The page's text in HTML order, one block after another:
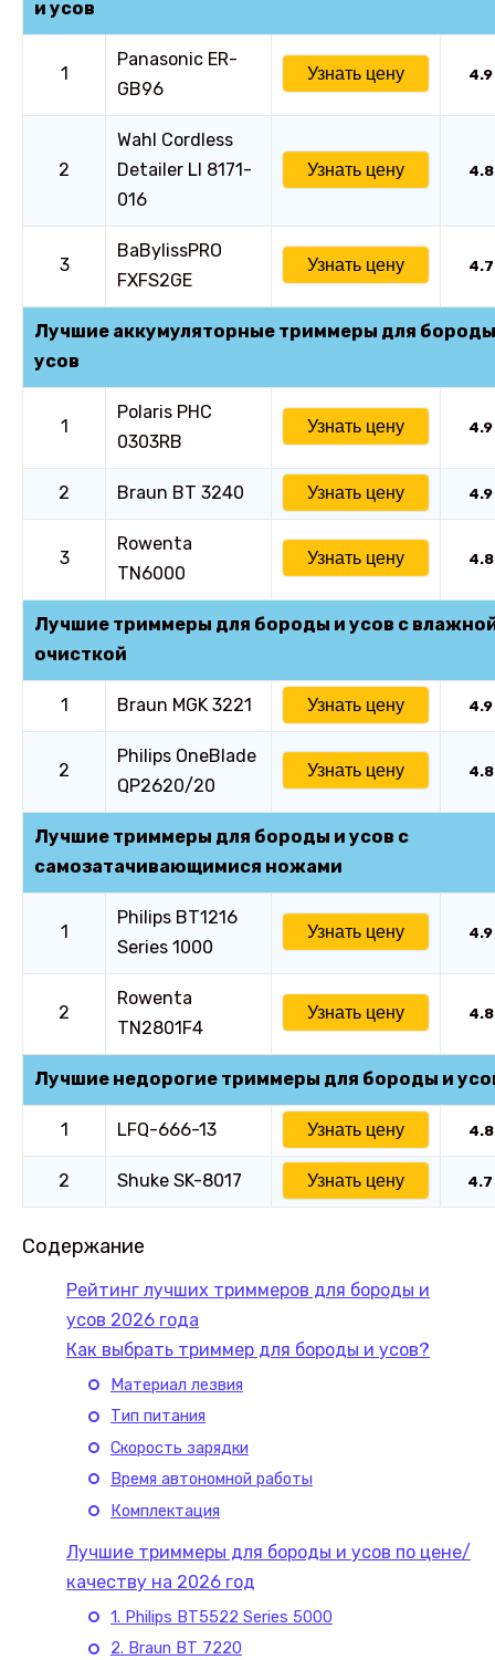
и усов
1
Panasonic ER-
GB96
Узнать цену 4.9
2
Wahl Cordless
Detailer LI 8171-
016
Узнать цену 4.8
3
BaBylissPRO
FXFS2GE
Узнать цену 4.7
Лучшие аккумуляторные триммеры для
усов
1
Polaris PHC
0303RB
Узнать цену 4.9
2 Braun BT 3240 Узнать цену 4.9
3
Rowenta
TN6000
Узнать цену 4.8
Лучшие триммеры для бороды и усов с
очисткой
1 Braun MGK 3221 Узнать цену 4.9
2
Philips OneBlade
QP2620/20
Узнать цену 4.8
Лучшие триммеры для бороды и усов с
самозатачивающимися ножами
1
Philips BT1216
Series 1000
Узнать цену 4.9
2
Rowenta
TN2801F4
Узнать цену 4.8
Лучшие недорогие триммеры для бороды и
1 LFQ-666-13 Узнать цену 4.8
2 Shuke SK-8017 Узнать цену
Содержание
Рейтинг лучших триммеров для бороды и
усов 2026 года
Как выбрать триммер для бороды и усов?
Материал лезвия
Тип питания
Скорость зарядки
Время автономной работы
Комплектация
Лучшие триммеры для бороды и усов по цене/
качеству на 2026 год
1. Philips BT5522 Series 5000
2. Braun BT 7220